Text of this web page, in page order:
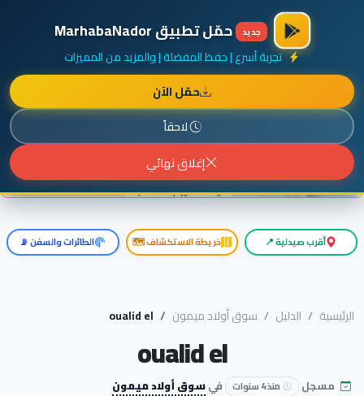
أضف نشاطك مجاناً
جديد حمّل تطبيق MarhabaNador
تجربة أسرع | حفظ المفضلة | والمزيد من المميزات
حمّل الآن
لاحقاً
إغلاق نهائي
إعلان ممول المزيد حول هذا الإعلان
أقرب صيدلية 📍 خريطة الاستكشاف 🗺️ الطائرات والسفن 📡
الرئيسية الدليل سوق أولاد ميمون oualid el
oualid el
مسجل منذ 4 سنوات فيسوق أولاد ميمون